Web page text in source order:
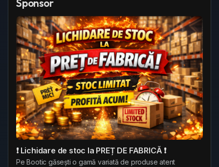
Sponsor
❗ Lichidare de stoc la PREȚ DE FABRICĂ ❗
Pe Bootic găsești o gamă variată de produse atent